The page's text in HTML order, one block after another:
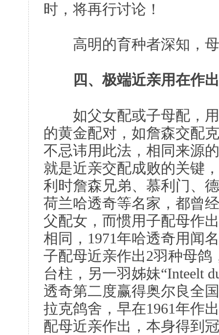
时，将再行讨论！
高明的育种者深知，
四、极端近亲用在作
如父女配或子母配，用
的黄金配对，如詹森交配
不忌讳用此法，相同来源
就是近亲交配成败的关键
利时詹森兄弟、慕利门、
荷兰哈透奇等名家，都曾
父配女，而惯用子配母作
相同，1971年哈透奇用闻
子配母近亲作出2羽种母鸽
台柱，另一羽姊妹“Inteelt
透奇第二度赢得奥尔良全
拉克鸽舍，早在1961年作
配母近亲作出，本身得到